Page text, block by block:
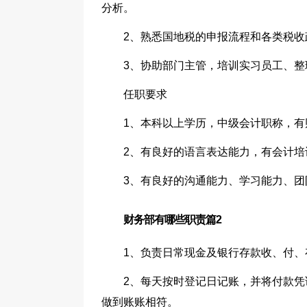
分析。
2、熟悉国地税的申报流程和各类税
3、协助部门主管，培训实习员工、
任职要求
1、本科以上学历，中级会计职称，
2、有良好的语言表达能力，有会计
3、有良好的沟通能力、学习能力、
财务部有哪些职责篇2
1、负责日常现金及银行存款收、付
2、每天按时登记日记账，并将付款
做到账账相符。